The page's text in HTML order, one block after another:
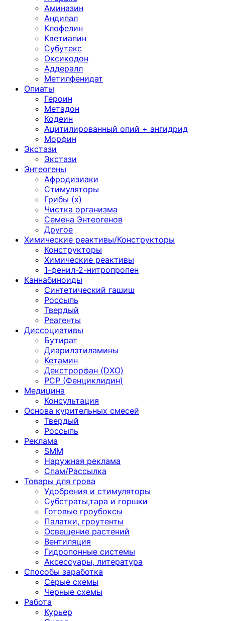
Аминазин
Андипал
Клофелин
Кветиапин
Субутекс
Оксикодон
Аддералл
Метилфенидат
Опиаты
Героин
Метадон
Кодеин
Ацитилированный опий + ангидрид
Морфин
Экстази
Экстази
Энтеогены
Афродизиаки
Стимуляторы
Грибы (х)
Чистка организма
Семена Энтеогенов
Другое
Химические реактивы/Конструкторы
Конструкторы
Химические реактивы
1-фенил-2-нитропропен
Каннабиноиды
Синтетический гашиш
Россыпь
Твердый
Реагенты
Диссоциативы
Бутират
Диарилэтиламины
Кетамин
Декстрорфан (DXO)
PCP (Фенциклидин)
Медицина
Консультация
Основа курительных смесей
Твердый
Россыпь
Реклама
SMM
Наружная реклама
Спам/Рассылка
Товары для грова
Удобрения и стимуляторы
Субстраты,тара и горшки
Готовые гроубоксы
Палатки, гроутенты
Освещение растений
Вентиляция
Гидропонные системы
Аксессуары, литература
Способы заработка
Серые схемы
Черные схемы
Работа
Курьер